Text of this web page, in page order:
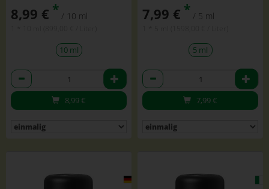
8,99 € * / 10 ml
10 ml
Anzahl
8,99€
7,99 € * / 5 ml
5 ml
Anzahl
7,99€